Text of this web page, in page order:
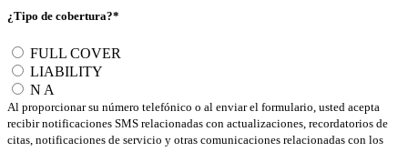
¿Tipo de cobertura?*
FULL COVER
LIABILITY
N A
Al proporcionar su número telefónico o al enviar el formulario, usted acepta
recibir notificaciones SMS relacionadas con actualizaciones, recordatorios de
citas, notificaciones de servicio y otras comunicaciones relacionadas con los